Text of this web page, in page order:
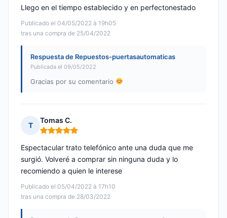
Publicado el 04/05/2022 à 19h05
tras una compra de 25/04/2022
Llego en el tiempo establecido y en perfectonestado
Respuesta de Repuestos-puertasautomaticas
Publicada el 09/05/2022
Gracias por su comentario
T
Tomas C.
Nota: 5 de 5
Publicado el 05/04/2022 à 17h10
tras una compra de 28/03/2022
Espectacular trato telefónico ante una duda que me
surgió. Volveré a comprar sin ninguna duda y lo
recomiendo a quien le interese